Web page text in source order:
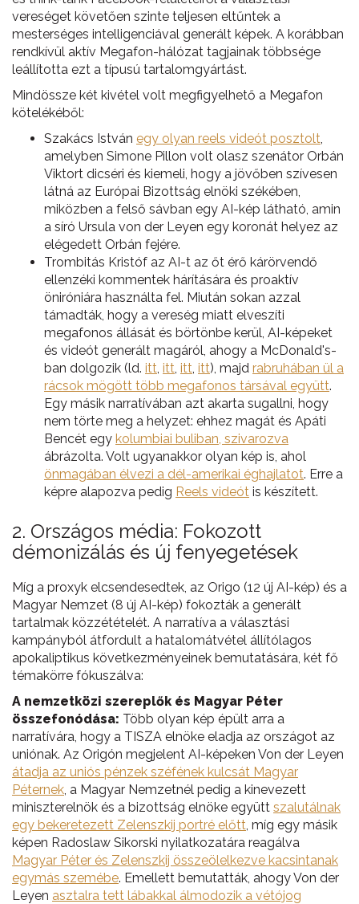
vereséget követően szinte teljesen eltűntek a
mesterséges intelligenciával generált képek. A korábban
rendkívül aktív Megafon-hálózat tagjainak többsége
leállította ezt a típusú tartalomgyártást.
Mindössze két kivétel volt megfigyelhető a Megafon
kötelékéből:
Szakács István egy olyan reels videót posztolt
amelyben Simone Pillon volt olasz szenátor Orbán
Viktort dicséri és kiemeli, hogy a jövőben szívesen
látná az Európai Bizottság elnöki székében,
miközben a felső sávban egy AI-kép látható, amin
a síró Ursula von der Leyen egy koronát helyez az
elégedett Orbán fejére.
Trombitás Kristóf az AI-t az őt érő kárörvendő
ellenzéki kommentek hárítására és proaktív
öniróniára használta fel. Miután sokan azzal
támadták, hogy a vereség miatt elveszíti
megafonos állását és börtönbe kerül, AI-képeket
és videót generált magáról, ahogy a McDonald's-
ban dolgozik (ld. itt itt itt itt), majd rabruhában ül a
rácsok mögött több megafonos társával együtt.
Egy másik narratívában azt akarta sugallni, hogy
nem törte meg a helyzet: ehhez magát és Apáti
Bencét egy kolumbiai buliban, szivarozva
ábrázolta. Volt ugyanakkor olyan kép is, ahol
önmagában élvezi a dél-amerikai éghajlatot. Erre a
képre alapozva pedig Reels videót is készített.
2. Országos média: Fokozott
démonizálás és új fenyegetések
Míg a proxyk elcsendesedtek, az Origo (12 új AI-kép) és a
Magyar Nemzet (8 új AI-kép) fokozták a generált
tartalmak közzétételét. A narratíva a választási
kampányból átfordult a hatalomátvétel állítólagos
apokaliptikus következményeinek bemutatására, két fő
témakörre fókuszálva:
A nemzetközi szereplők és Magyar Péter
összefonódása: Több olyan kép épült arra a
narratívára, hogy a TISZA elnöke eladja az országot az
uniónak. Az Origón megjelent AI-képeken Von der Leyen
átadja az uniós pénzek széfének kulcsát Magyar
Péternek , a Magyar Nemzetnél pedig a kinevezett
miniszterelnök és a bizottság elnöke együtt szalutálnak
egy bekeretezett Zelenszkij portré előtt , míg egy másik
képen Radoslaw Sikorski nyilatkozatára reagálva
Magyar Péter és Zelenszkij összeölelkezve kacsintanak
egymás szemébe. Emellett bemutatták, ahogy Von der
Leyen asztalra tett lábakkal álmodozik a vétójog